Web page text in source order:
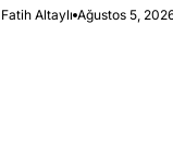
Fatih Altaylı Ağustos 5,